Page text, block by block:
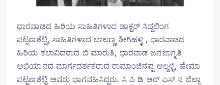
ಧಾರವಾಡದ ಹಿರಿಯ ಸಾಹಿತಿಗಳಾದ ಡಾಕ್ಟರ್ ಸಿದ್ದಲಿಂಗ
ಪಟ್ಟಣಶೆಟ್ಟಿ, ಸಾಹಿತಿಗಳಾದ ಬಾಲಣ್ಣ ಶೀಗಿಹಳ್ಳಿ , ಧಾರವಾಡದ
ಹಿರಿಯ ಕಲಾವಿದರಾದ ಬಿ ಮಾರುತಿ, ಧಾರವಾಡ ಜನಜಾಗೃತಿ
ಅಭಿಯಾನದ ಮಾರ್ಗದರ್ಶಕರಾದ ರಾಮಾಂಜಿನಪ್ಪ ಆಲ್ದಳ್ಳಿ, ಹೇಮಾ
ಪಟ್ಟಣಶೆಟ್ಟಿ ಅವರು ಭಾಗವಹಿಸಿದ್ದರು. ಸಿ ಪಿ ಡಿ ಆರ್ ಎಸ್ ನ ಜಿಲ್ಲಾ